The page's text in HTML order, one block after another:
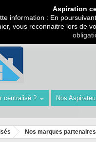
Aspiration
information : En
vous reconnaitre lors de
CADEAU SURPRISE A
47 93 | Technicien 06 59 48
centralisé ? Nos
Nos marques partenaires